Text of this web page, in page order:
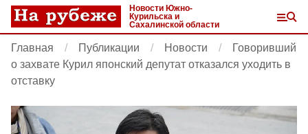
Новости Южно-
Курильска и
Сахалинской области
Главная Публикации Новости
Говоривший
о захвате Курил японский депутат отказался уходить в
отставку